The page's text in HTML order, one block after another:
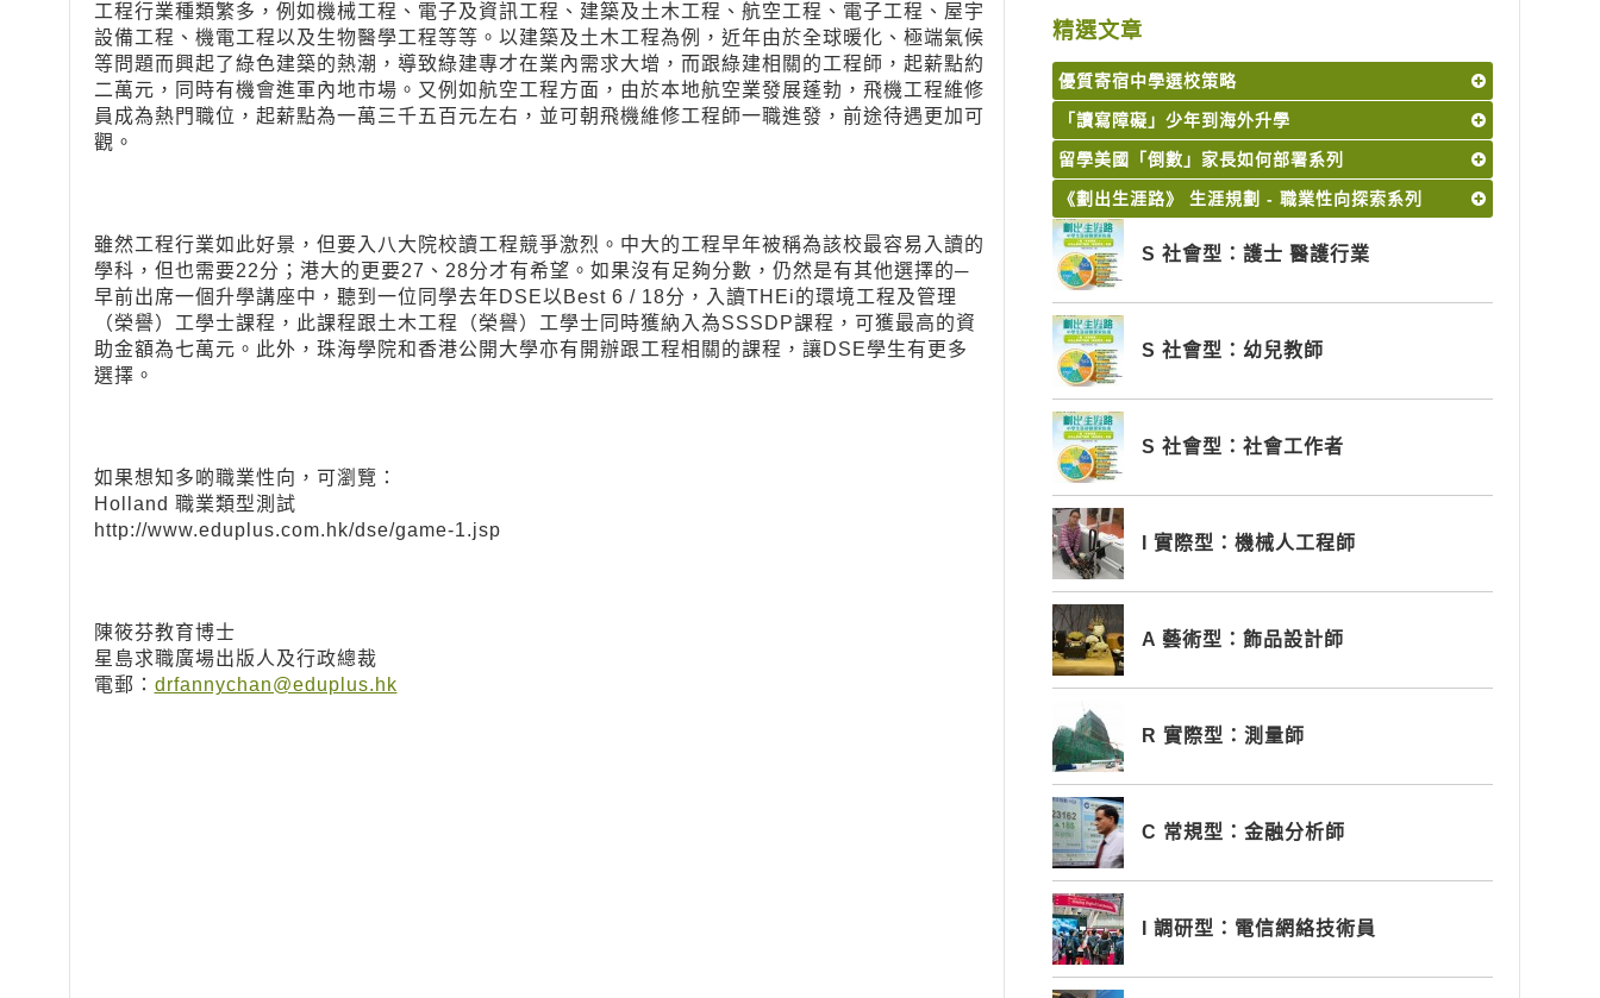
工程行業種類繁多，例如機械工程、電子及資訊工程、建築及土木工程、航空工程、電子工程、屋宇
設備工程、機電工程以及生物醫學工程等等。以建築及土木工程為例，近年由於全球暖化、極端氣候
等問題而興起了綠色建築的熱潮，導致綠建專才在業內需求大增，而跟綠建相關的工程師，起薪點約
二萬元，同時有機會進軍內地市場。又例如航空工程方面，由於本地航空業發展蓬勃，飛機工程維修
員成為熱門職位，起薪點為一萬三千五百元左右，並可朝飛機維修工程師一職進發，前途待遇更加可
觀。
雖然工程行業如此好景，但要入八大院校讀工程競爭激烈。中大的工程早年被稱為該校最容易入讀的
學科，但也需要22分；港大的更要27、28分才有希望。如果沒有足夠分數，仍然是有其他選擇的─
早前出席一個升學講座中，聽到一位同學去年DSE以Best 6 / 18分，入讀THEi的環境工程及管理
（榮譽）工學士課程，此課程跟土木工程（榮譽）工學士同時獲納入為SSSDP課程，可獲最高的資
助金額為七萬元。此外，珠海學院和香港公開大學亦有開辦跟工程相關的課程，讓DSE學生有更多
選擇。
如果想知多啲職業性向，可瀏覽：
Holland 職業類型測試
http://www.eduplus.com.hk/dse/game-1.jsp
陳筱芬教育博士
星島求職廣場出版人及行政總裁
電郵： drfannychan@eduplus.hk
精選文章
優質寄宿中學選校策略
「讀寫障礙」少年到海外升學
留學美國「倒數」家長如何部署系列
《劃出生涯路》 生涯規劃 - 職業性向探索系列
S 社會型：護士 醫護行業
S 社會型：幼兒教師
S 社會型：社會工作者
I 實際型：機械人工程師
A 藝術型：飾品設計師
R 實際型：測量師
C 常規型：金融分析師
I 調研型：電信網絡技術員